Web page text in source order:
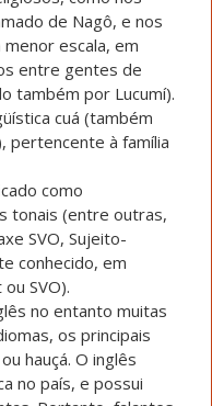
de Nagô, e nos
escala, em
entre gentes de
também por Lucumí).
cuá (também
pertencente à família
como
tonais (entre outras,
SVO, Sujeito-
conhecido, em
SVO).
no entanto muitas
os principais
hauçá. O inglês
no país, e possui